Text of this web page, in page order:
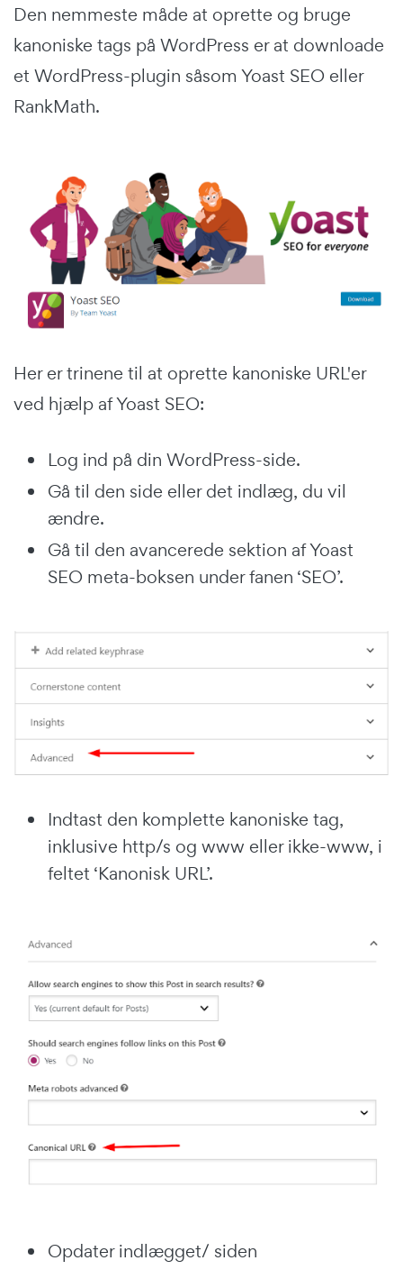
Den nemmeste måde at oprette og bruge
kanoniske tags på WordPress er at downloade
et WordPress-plugin såsom Yoast SEO eller
RankMath.
Her er trinene til at oprette kanoniske URL'er
ved hjælp af Yoast SEO:
Log ind på din WordPress-side.
Gå til den side eller det indlæg, du vil
ændre.
Gå til den avancerede sektion af Yoast
SEO meta-boksen under fanen ‘SEO’.
Indtast den komplette kanoniske tag,
inklusive http/s og www eller ikke-www, i
feltet ‘Kanonisk URL’.
Opdater indlægget/ siden